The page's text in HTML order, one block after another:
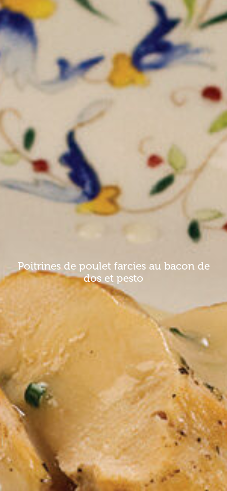
Poitrines de poulet farcies au bacon de
dos et pesto